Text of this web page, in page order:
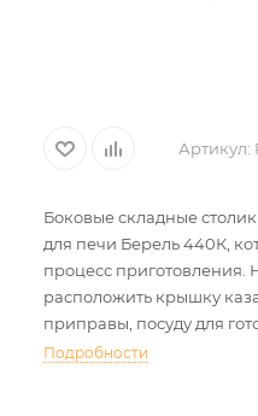
Артикул:
Боковые складные
для печи Берель 440К,
процесс приготовления.
расположить крышку
приправы, посуду для
Подробности